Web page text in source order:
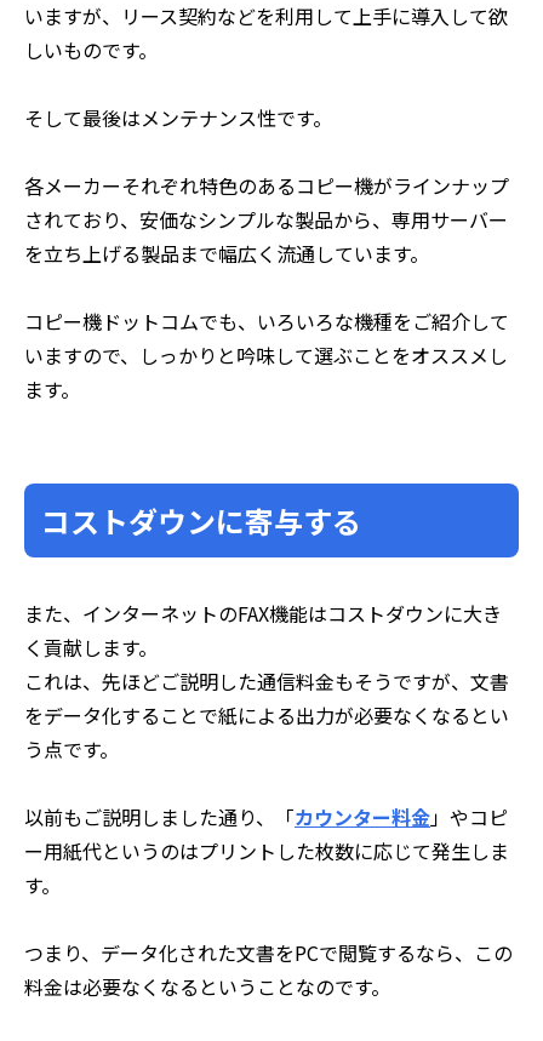
いますが、リース契約などを利用して上手に導入して欲
しいものです。
そして最後はメンテナンス性です。
各メーカーそれぞれ特色のあるコピー機がラインナップ
されており、安価なシンプルな製品から、専用サーバー
を立ち上げる製品まで幅広く流通しています。
コピー機ドットコムでも、いろいろな機種をご紹介して
いますので、しっかりと吟味して選ぶことをオススメし
ます。
コストダウンに寄与する
また、インターネットのFAX機能はコストダウンに大き
く貢献します。
これは、先ほどご説明した通信料金もそうですが、文書
をデータ化することで紙による出力が必要なくなるとい
う点です。
以前もご説明しました通り、「カウンター料金」やコピ
ー用紙代というのはプリントした枚数に応じて発生しま
す。
つまり、データ化された文書をPCで閲覧するなら、この
料金は必要なくなるということなのです。